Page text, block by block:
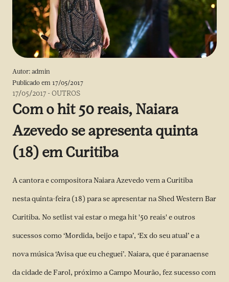
Autor: admin
Publicado em 17/05/2017
17/05/2017 -OUTROS
Com o hit 50 reais, Naiara
Azevedo se apresenta quinta
(18) em Curitiba
A cantora e compositora Naiara Azevedo vem a Curitiba
nesta quinta-feira (18) para se apresentar na Shed Western Bar
Curitiba. No setlist vai estar o mega hit '50 reais' e outros
sucessos como ‘Mordida, beijo e tapa’, ‘Ex do seu atual’ e a
nova música ‘Avisa que eu cheguei’. Naiara, que é paranaense
da cidade de Farol, próximo a Campo Mourão, fez sucesso com